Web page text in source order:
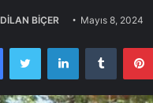
DİLAN BİÇER Mayıs 8, 2024
FacebookTwitter LinkedInTumblr